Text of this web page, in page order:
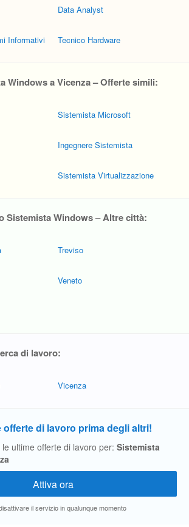
Informativi
Data Analyst
Tecnico Hardware
Windows a Vicenza – Offerte simili:
Sistemista Microsoft
Ingegnere Sistemista
Sistemista Virtualizzazione
Sistemista Windows – Altre città:
Treviso
Veneto
di lavoro:
Vicenza
di lavoro prima degli altri!
ultime offerte di lavoro per: Sistemista
il servizio in qualunque momento